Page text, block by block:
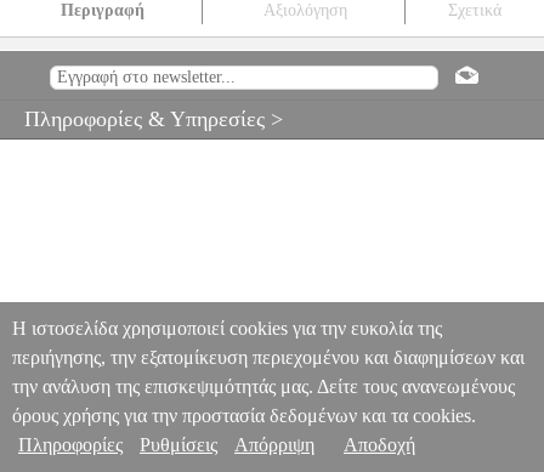
Περιγραφή Αξιολόγηση Σχετικά
MSC.201893YAMAHAYAMAHA
ΑΞΕΣΟΥΑΡ ΠΝΕΥΣΤΩΝ
0
Πληροφορίες & Υπηρεσίες >
Η ιστοσελίδα χρησιμοποιεί cookies για την ευκολία της
περιήγησης, την εξατομίκευση περιεχομένου και διαφημίσεων και
την ανάλυση της επισκεψιμότητάς μας. Δείτε τους ανανεωμένους
όρους χρήσης για την προστασία δεδομένων και τα cookies.
Πληροφορίες
Ρυθμίσεις Απόρριψη Αποδοχή